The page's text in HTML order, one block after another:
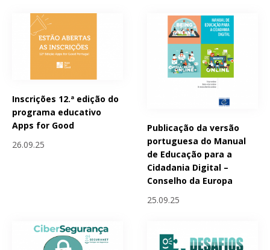
Inscrições 12.ª edição do
programa educativo
Apps for Good
26.09.25
Publicação da versão
portuguesa do Manual
de Educação para a
Cidadania Digital –
Conselho da Europa
25.09.25